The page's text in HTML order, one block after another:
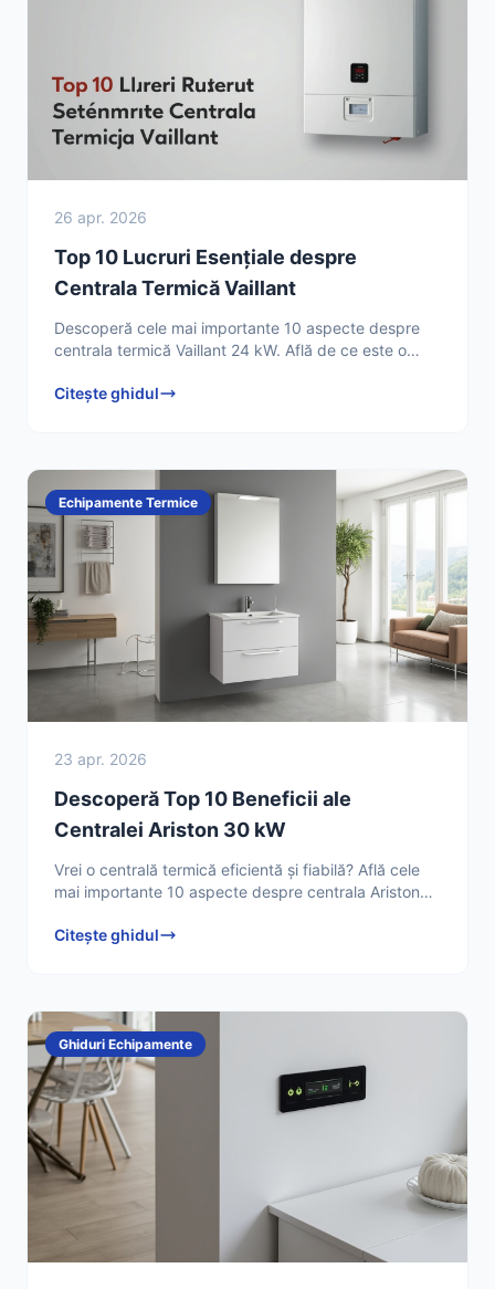
26 apr. 2026
Top 10 Lucruri Esențiale despre
Centrala Termică Vaillant
Descoperă cele mai importante 10 aspecte despre
centrala termică Vaillant 24 kW. Află de ce este o
acum!
Citește ghidul
Echipamente Termice
23 apr. 2026
Descoperă Top 10 Beneficii ale
Centralei Ariston 30 kW
Vrei o centrală termică eficientă și fiabilă? Află cele
mai importante 10 aspecte despre centrala Ariston
Citește ghidul
Ghiduri Echipamente